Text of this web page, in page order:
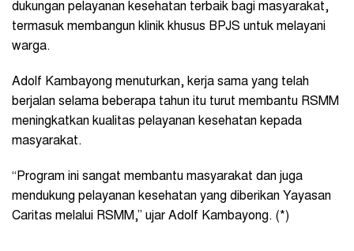
dukungan pelayanan kesehatan terbaik bagi masyarakat,
termasuk membangun klinik khusus BPJS untuk melayani
warga.
Adolf Kambayong menuturkan, kerja sama yang telah
berjalan selama beberapa tahun itu turut membantu RSMM
meningkatkan kualitas pelayanan kesehatan kepada
masyarakat.
“Program ini sangat membantu masyarakat dan juga
mendukung pelayanan kesehatan yang diberikan Yayasan
Caritas melalui RSMM,” ujar Adolf Kambayong. (*)